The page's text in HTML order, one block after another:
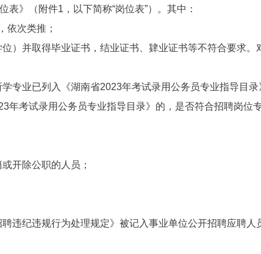
》（附件1，以下简称“岗位表”）。其中：
依次类推；
）并取得毕业证书，结业证书、肄业证书等不符合要求。
专业已列入《湖南省2023年考试录用公务员专业指导目
年考试录用公务员专业指导目录》的，是否符合招聘岗位
开除公职的人员；
违纪违规行为处理规定》被记入事业单位公开招聘应聘人